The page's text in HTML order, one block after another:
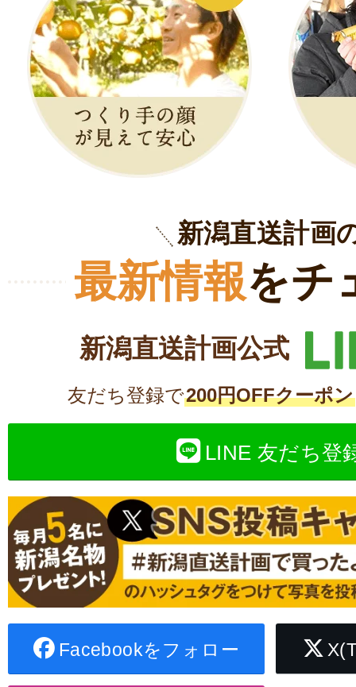
新潟直送計画
最新情報をチ
新潟直送計画公式
友だち登録で200円OFFクーポン
LINE 友だち登
Facebookをフォロー